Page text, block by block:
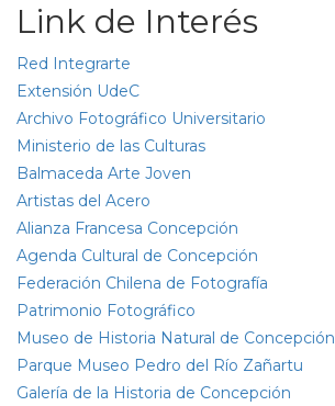
Link de Interés
Red Integrarte
Extensión UdeC
Archivo Fotográfico Universitario
Ministerio de las Culturas
Balmaceda Arte Joven
Artistas del Acero
Alianza Francesa Concepción
Agenda Cultural de Concepción
Federación Chilena de Fotografía
Patrimonio Fotográfico
Museo de Historia Natural de Concepción
Parque Museo Pedro del Río Zañartu
Galería de la Historia de Concepción